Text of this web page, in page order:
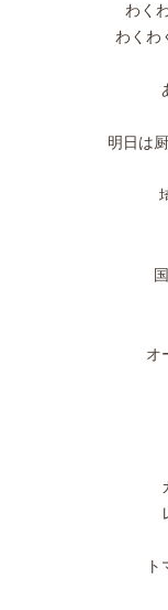
わく
わくわ
明日は
オ